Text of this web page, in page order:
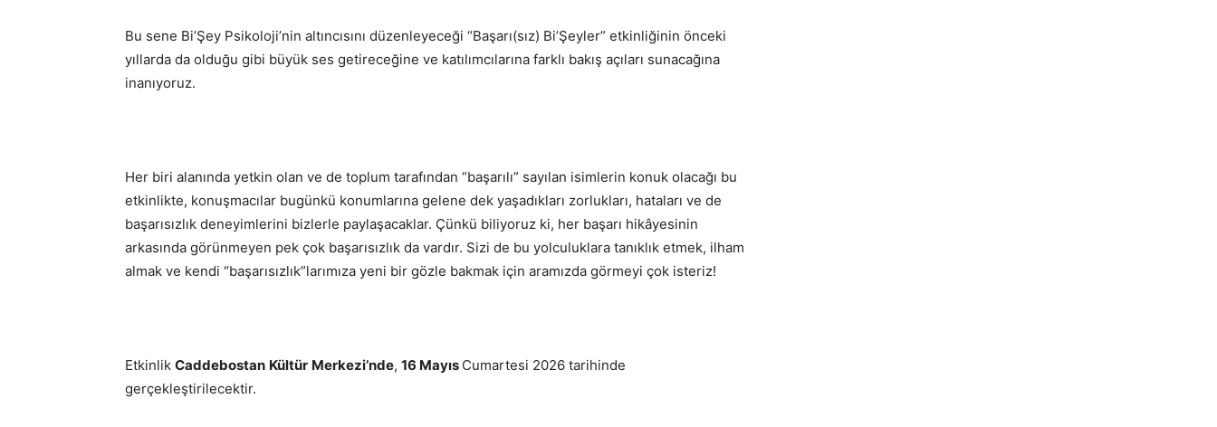
Bu sene Bi’Şey Psikoloji’nin altıncısını düzenleyeceği “Başarı(sız) Bi’Şeyler” etkinliğinin önceki
yıllarda da olduğu gibi büyük ses getireceğine ve katılımcılarına farklı bakış açıları sunacağına
inanıyoruz.
Her biri alanında yetkin olan ve de toplum tarafından “başarılı” sayılan isimlerin konuk olacağı bu
etkinlikte, konuşmacılar bugünkü konumlarına gelene dek yaşadıkları zorlukları, hataları ve de
başarısızlık deneyimlerini bizlerle paylaşacaklar. Çünkü biliyoruz ki, her başarı hikâyesinin
arkasında görünmeyen pek çok başarısızlık da vardır. Sizi de bu yolculuklara tanıklık etmek, ilham
almak ve kendi “başarısızlık”larımıza yeni bir gözle bakmak için aramızda görmeyi çok isteriz!
Etkinlik Caddebostan Kültür Merkezi’nde, 16 Mayıs Cumartesi 2026 tarihinde
gerçekleştirilecektir.